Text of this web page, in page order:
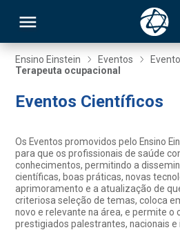
Ensino Einstein Eventos
Terapeuta ocupacional
Eventos Científicos
Os Eventos promovidos pelo Ensino
para que os profissionais de saúde
conhecimentos, permitindo a
científicas, boas práticas, novas
aprimoramento e a atualização de
criteriosa seleção de temas, coloca
novo e relevante na área, e permite o
prestigiados palestrantes, nacionais e